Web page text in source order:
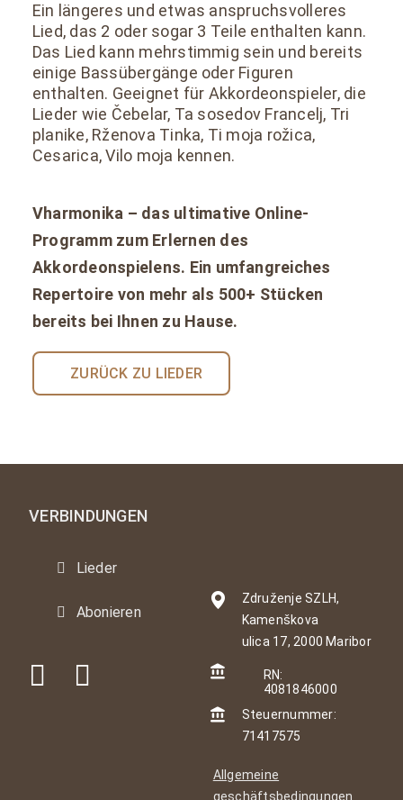
Ein längeres und etwas anspruchsvolleres
Lied, das 2 oder sogar 3 Teile enthalten kann.
Das Lied kann mehrstimmig sein und bereits
einige Bassübergänge oder Figuren
enthalten. Geeignet für Akkordeonspieler, die
Lieder wie Čebelar, Ta sosedov Francelj, Tri
planike, Rženova Tinka, Ti moja rožica,
Cesarica, Vilo moja kennen.
Vharmonika – das ultimative Online-
Programm zum Erlernen des
Akkordeonspielens. Ein umfangreiches
Repertoire von mehr als 500+ Stücken
bereits bei Ihnen zu Hause.
ZURÜCK ZU LIEDER
Združenje SZLH,
Kamenškova
ulica 17, 2000 Maribor
RN:
4081846000
Steuernummer:
71417575
Allgemeine
geschäftsbedingungen
VERBINDUNGEN
Lieder
Abonieren